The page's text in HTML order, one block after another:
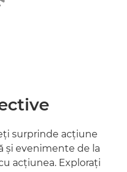
surprinde acţiune
şi evenimente de la
acţiunea. Exploraţi